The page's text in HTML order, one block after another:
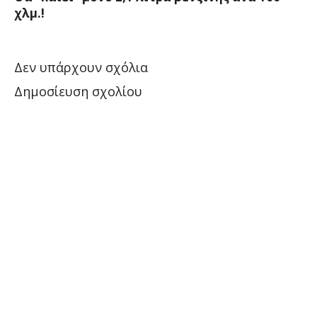
χλμ.!
Δεν υπάρχουν σχόλια
Δημοσίευση σχολίου